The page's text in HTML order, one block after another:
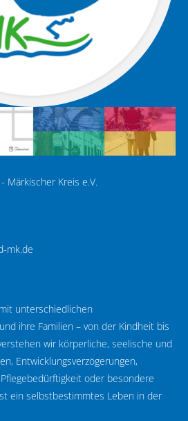
Märkischer Kreis e.V.
mkd
unterschiedlichen
ihre Familien – von der Kindheit bis
wir körperliche, seelische und
Entwicklungsverzögerungen,
oder besondere
ein selbstbestimmtes Leben in der